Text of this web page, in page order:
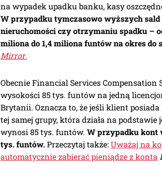
na wypadek upadku banku, kasy
W przypadku tymczasowo wyższych sald
nieruchomości czy otrzymaniu spadku –
miliona do 1,4 miliona funtów na okres do
Mirror.
Obecnie Financial Services Compensation
wysokości 85 tys. funtów na jedną
Brytanii. Oznacza to, że jeśli klient
tej samej grupy, która działa na
wynosi 85 tys. funtów. W przypadku kont
tys. funtów.Przeczytaj także:Uważaj na
automatycznie zabierać pieniądze z konta